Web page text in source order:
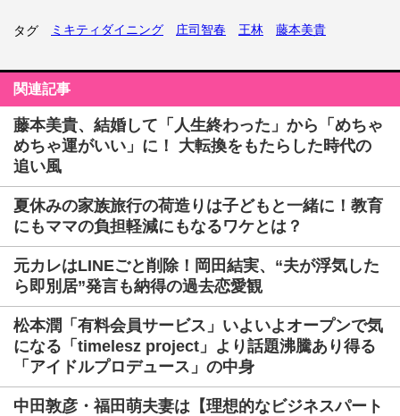
タグ ミキティダイニング 庄司智春 王林 藤本美貴
関連記事
藤本美貴、結婚して「人生終わった」から「めちゃ
めちゃ運がいい」に！ 大転換をもたらした時代の
追い風
夏休みの家族旅行の荷造りは子どもと一緒に！教育
にもママの負担軽減にもなるワケとは？
元カレはLINEごと削除！岡田結実、“夫が浮気した
ら即別居”発言も納得の過去恋愛観
松本潤「有料会員サービス」いよいよオープンで気
になる「timelesz project」より話題沸騰あり得る
「アイドルプロデュース」の中身
中田敦彦・福田萌夫妻は【理想的なビジネスパート